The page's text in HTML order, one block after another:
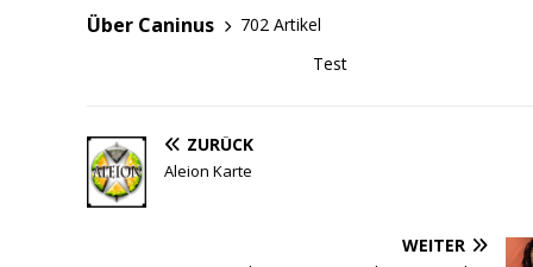
Über Caninus
702 Artikel
Test
ZURÜCK
Aleion Karte
WEITER